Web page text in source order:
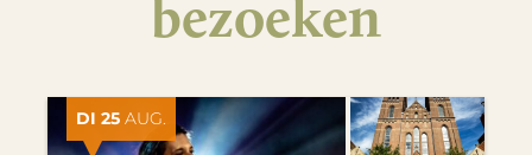
bezoeken
DI 25 AUG.